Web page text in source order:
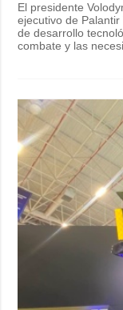
El presidente
ejecutivo de
de desarrollo
combate y las